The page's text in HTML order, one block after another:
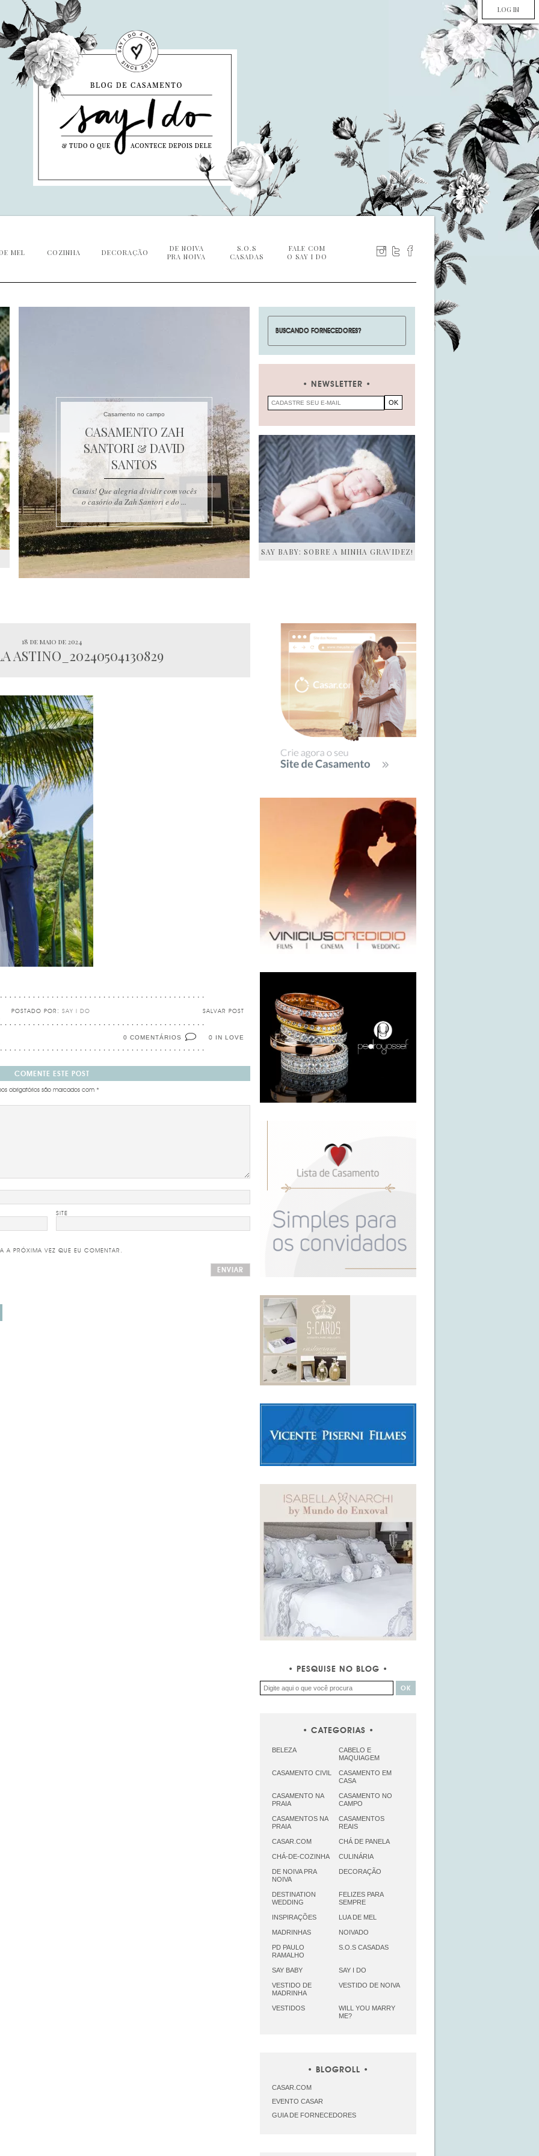
LOG IN
MEL COZINHA DECORAÇÃO
DE NOIVA
PRA NOIVA
S.O.S
CASADAS
FALE COM
O SAY I DO
Casamento no campo
CASAMENTO ZAH
SANTORI & DAVID
SANTOS
Casais! Que alegria dividir com vocês
o casório da Zah Santori e do ...
NEWSLETTER
SAY BABY: SOBRE A MINHA GRAVIDEZ!
18 de maio de 2024
ASTINO_20240504130829
SALVAR POST
POSTADO POR: SAY I DO
0 IN LOVE
0 COMENTÁRIOS
COMENTE ESTE POST
obrigatórios são marcados com *
SITE
A PRÓXIMA VEZ QUE EU COMENTAR.
SIDEBAR
PESQUISE NO BLOG
CATEGORIAS
BELEZA
CABELO E
MAQUIAGEM
CASAMENTO CIVIL
CASAMENTO EM
CASA
CASAMENTO NA
PRAIA
CASAMENTO NO
CAMPO
CASAMENTOS NA
PRAIA
CASAMENTOS
REAIS
CASAR.COM CHÁ DE PANELA
CHÁ-DE-COZINHA CULINÁRIA
DE NOIVA PRA
NOIVA
DECORAÇÃO
DESTINATION
WEDDING
FELIZES PARA
SEMPRE
INSPIRAÇÕES LUA DE MEL
MADRINHAS NOIVADO
PD PAULO
RAMALHO
S.O.S CASADAS
SAY BABY SAY I DO
VESTIDO DE
MADRINHA
VESTIDO DE NOIVA
VESTIDOS
WILL YOU MARRY
ME?
BLOGROLL
CASAR.COM
EVENTO CASAR
GUIA DE FORNECEDORES